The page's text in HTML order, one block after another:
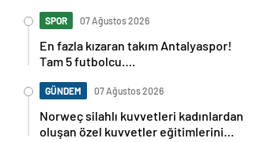
SPOR 07 Ağustos 2026
En fazla kızaran takım Antalyaspor!
Tam 5 futbolcu….
GÜNDEM 07 Ağustos 2026
Norweç silahlı kuvvetleri kadınlardan
oluşan özel kuvvetler eğitimlerini